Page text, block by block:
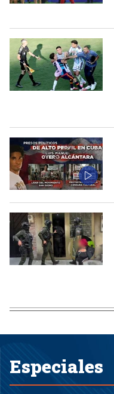
Especiales